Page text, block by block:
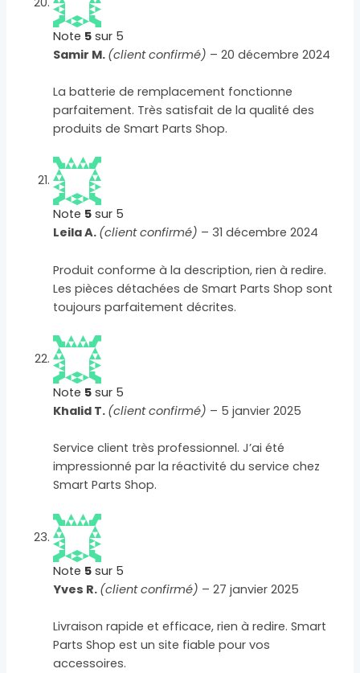
Note 5 sur 5
Samir M. (client confirmé) – 20 décembre 2024
La batterie de remplacement fonctionne
parfaitement. Très satisfait de la qualité des
produits de Smart Parts Shop.
Note 5 sur 5
Leila A. (client confirmé) – 31 décembre 2024
Produit conforme à la description, rien à redire.
Les pièces détachées de Smart Parts Shop sont
toujours parfaitement décrites.
Note 5 sur 5
Khalid T. (client confirmé) – 5 janvier 2025
Service client très professionnel. J’ai été
impressionné par la réactivité du service chez
Smart Parts Shop.
Note 5 sur 5
Yves R. (client confirmé) – 27 janvier 2025
Livraison rapide et efficace, rien à redire. Smart
Parts Shop est un site fiable pour vos
accessoires.